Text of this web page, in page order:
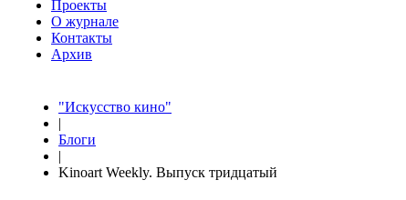
Проекты
О журнале
Контакты
Архив
"Искусство кино"
|
Блоги
|
Kinoart Weekly. Выпуск тридцатый